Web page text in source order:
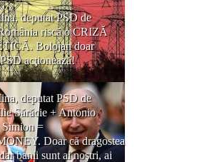
deputat PSD de
riscă o CRIZĂ
Bolojan doar
acţionează!
deputat PSD de
Sărăcie + Antonio
Simion =
Doar că dragostea
banii sunt ai noştri, ai